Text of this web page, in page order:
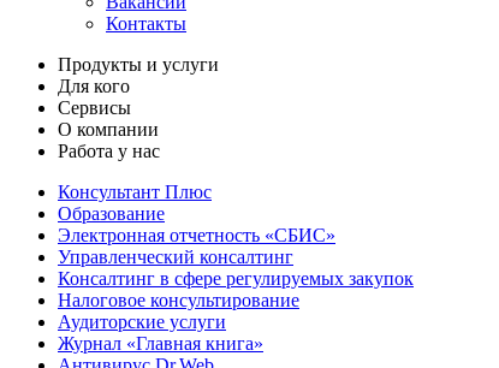
Контакты
Продукты и услуги
Для кого
Сервисы
О компании
Работа у нас
Консультант Плюс
Образование
Электронная отчетность «СБИС»
Управленческий консалтинг
Консалтинг в сфере регулируемых закупок
Налоговое консультирование
Аудиторские услуги
Журнал «Главная книга»